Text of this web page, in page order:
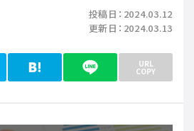
投稿日： 2024.03.12
更新日： 2024.03.13
URL
COPY